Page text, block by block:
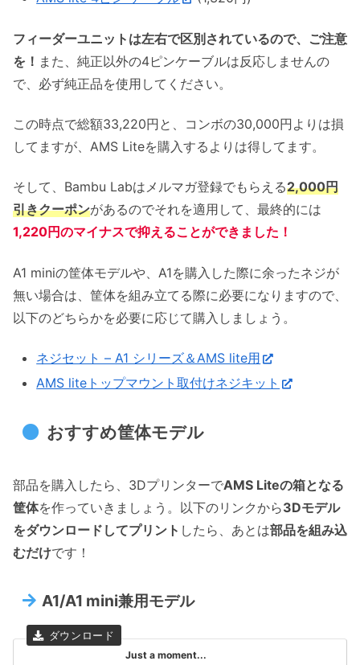
フィーダーユニットは左右で区別されているので、ご注意
を！ また、純正以外の4ピンケーブルは反応しませんの
で、必ず純正品を使用してください。
この時点で総額33,220円と、コンボの30,000円よりは損
してますが、AMS Liteを購入するよりは得してます。
そして、Bambu Labはメルマガ登録でもらえる2,000円
引きクーポンがあるのでそれを適用して、最終的には
1,220円のマイナスで抑えることができました！
A1 miniの筐体モデルや、A1を購入した際に余ったネジが
無い場合は、筐体を組み立てる際に必要になりますので、
以下のどちらかを必要に応じて購入しましょう。
ネジセット – A1 シリーズ＆AMS lite用
AMS liteトップマウント取付けネジキット
おすすめ筐体モデル
部品を購入したら、3DプリンターでAMS Liteの箱となる
筐体を作っていきましょう。以下のリンクから3Dモデル
をダウンロードしてプリント したら、あとは部品を組み込
むだけです！
A1/A1 mini兼用モデル
Just a moment...